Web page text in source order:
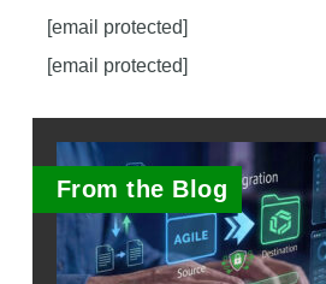
[email protected]
[email protected]
From the Blog